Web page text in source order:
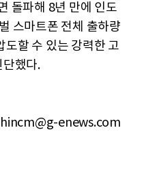
돌파해 8년 만에 인도
스마트폰 전체 출하량
도할 수 있는 강력한 고
했다.
enews.com